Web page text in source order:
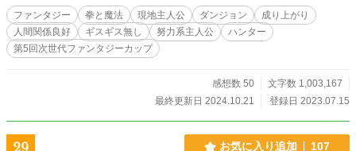
いかに…
ファンタジー 拳と魔法 現地主人公 ダンジョン
成り上がり
人間関係良好
ギスギス無し 努力系主人公
ハンター
第5回次世代ファンタジーカップ
感想数 50
文字数 1,003,167
最終更新日 2024.10.21
登録日 2023.07.15
29 お気に入り追加 107